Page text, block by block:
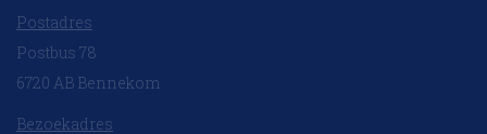
Postadres
Postbus 78
6720 AB Bennekom
Bezoekadres